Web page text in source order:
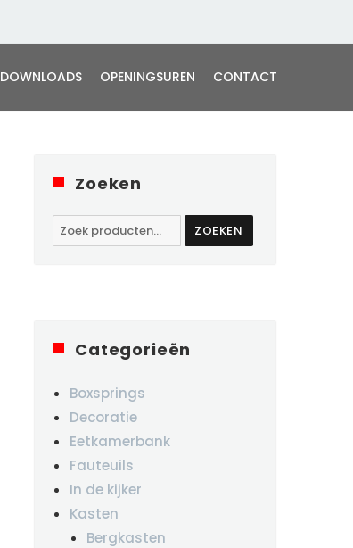
DOWNLOADS OPENINGSUREN CONTACT
Zoeken
Zoeken
naar:
ZOEKEN
Categorieën
Boxsprings
Decoratie
Eetkamerbank
Fauteuils
In de kijker
Kasten
Bergkasten